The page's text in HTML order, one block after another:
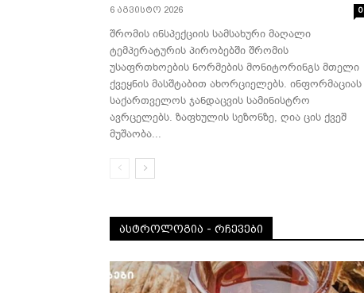
6 აგვისტო 2026 0
შრომის ინსპექციის სამსახური მაღალი
ტემპერატურის პირობებში შრომის
უსაფრთხოების ნორმების მონიტორინგს მთელი
ქვეყნის მასშტაბით ახორციელებს. ინფორმაციას
საქართველოს ჯანდაცვის სამინისტრო
ავრცელებს. ზაფხულის სეზონზე, ღია ცის ქვეშ
მუშაობა...
ᲐᲡᲢᲠᲝᲚᲝᲒᲘᲐ - ᲠᲩᲔᲕᲔᲑᲘ